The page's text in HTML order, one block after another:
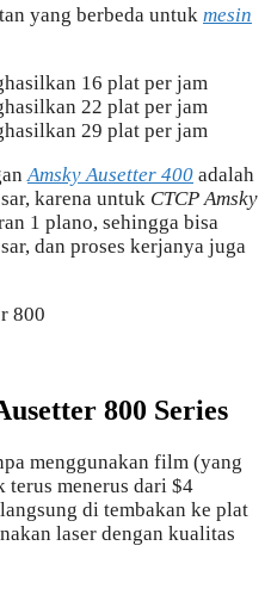
yang berbeda untuk mesin
16 plat per jam
22 plat per jam
29 plat per jam
Amsky Ausetter 400 adalah
karena untuk CTCP Amsky
1 plano, sehingga bisa
dan proses kerjanya juga
800 Series
menggunakan film (yang
terus menerus dari $4
di tembakan ke plat
laser dengan kualitas